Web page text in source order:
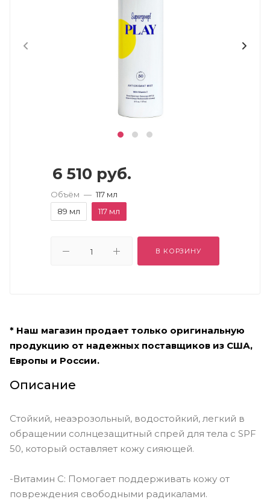
6 510 руб.
Объём — 117 мл
89 мл
117 мл
В КОРЗИНУ
* Наш магазин продает только оригинальную
продукцию от надежных поставщиков из США,
Европы и России.
Описание
Стойкий, неаэрозольный, водостойкий, легкий в
обращении солнцезащитный спрей для тела с SPF
50, который оставляет кожу сияющей.
-Витамин С: Помогает поддерживать кожу от
повреждения свободными радикалами.